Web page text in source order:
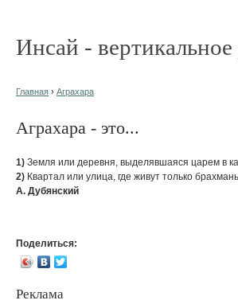
Инсай - вертикальное
Главная › Аграхара
Аграхара - это...
1) Земля или деревня, выделявшаяся царем в
2) Квартал или улица, где живут только
А. Дубянский
Поделиться:
Реклама